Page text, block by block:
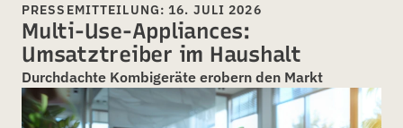
PRESSEMITTEILUNG: 16. JULI 2026
Multi-Use-Appliances:
Umsatztreiber im Haushalt
Durchdachte Kombigeräte erobern den Markt